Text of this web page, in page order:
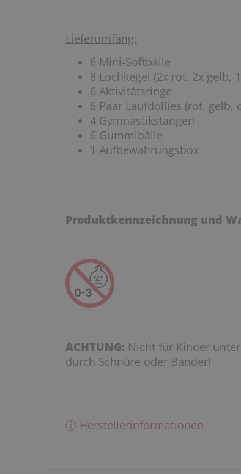
Lieferumfang:
6 Mini-Softbälle
8 Lochkegel (2x rot, 2x gelb,
6 Aktivitätsringe
6 Paar Laufdollies (rot, gelb,
4 Gymnastikstangen
6 Gummibälle
1 Aufbewahrungsbox
Produktkennzeichnung und
ACHTUNG: Nicht für Kinder
durch Schnüre oder Bänder!
ⓘ Herstellerinformationen